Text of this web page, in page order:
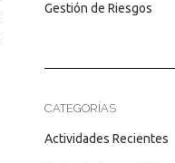
Gestión de Riesgos
CATEGORÍAS
Actividades Recientes